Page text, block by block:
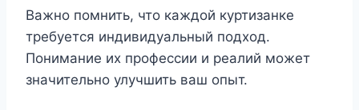
Важно помнить, что каждой куртизанке
требуется индивидуальный подход.
Понимание их профессии и реалий может
значительно улучшить ваш опыт.